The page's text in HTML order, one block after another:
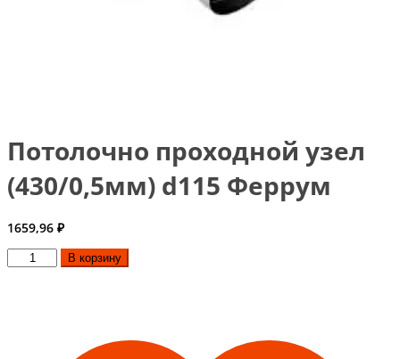
Потолочно проходной узел
(430/0,5мм) d115 Феррум
1659,96 ₽
КоличествоВ корзину